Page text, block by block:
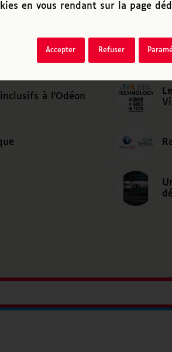
en vous rendant sur la page
Accepter Refuser
Vous aimerez peut-être
à l’Odéon